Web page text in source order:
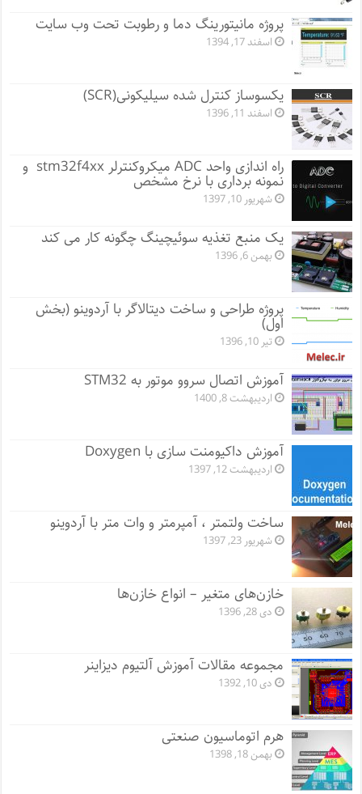
پروژه مانيتورينگ دما و رطوبت تحت وب سایت
اسفند 17, 1394
یکسوساز کنترل شده سیلیکونی(SCR)
اسفند 11, 1396
راه اندازی واحد ADC میکروکنترلر stm32f4xx و
نمونه برداری با نرخ مشخص
شهریور 10, 1397
یک منبع تغذیه سوئیچینگ چگونه کار می کند
بهمن 6, 1396
پروژه طراحی و ساخت دیتالاگر با آردوینو (بخش
اول)
تیر 10, 1396
آموزش اتصال سروو موتور به STM32
اردیبهشت 8, 1400
آموزش داکیومنت سازی با Doxygen
اردیبهشت 12, 1397
ساخت ولتمتر ، آمپرمتر و وات متر با آردوینو
شهریور 23, 1397
خازن‌های متغیر – انواع خازن‌ها
دی 28, 1396
مجموعه مقالات آموزش آلتیوم دیزاینر
دی 10, 1392
هرم اتوماسیون صنعتی
بهمن 18, 1398